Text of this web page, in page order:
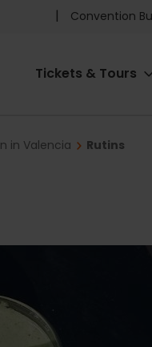
Pre
Convention
Tickets & Tours
in Valencia Rutins